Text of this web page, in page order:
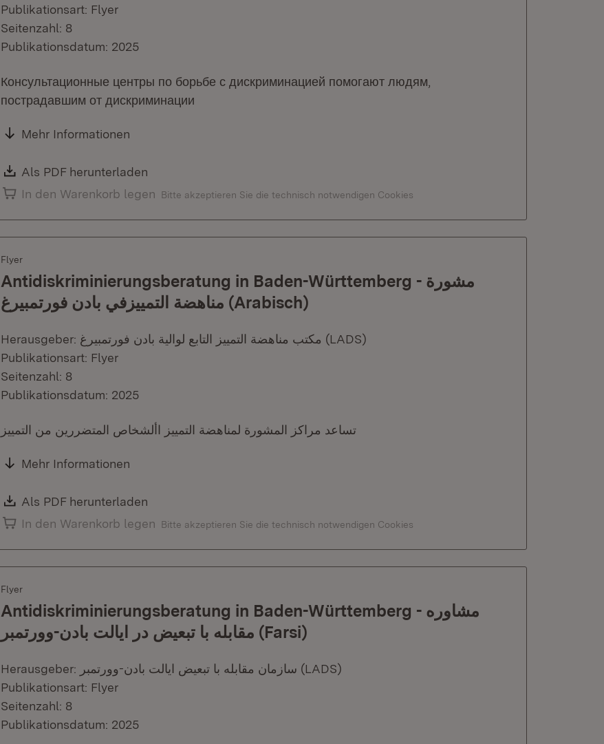
Publikationsart: Flyer
Seitenzahl: 8
Publikationsdatum: 2025
Консультационные центры по борьбе с дискриминацией помогают людям,
пострадавшим от дискриминации
Mehr Informationen
Download:
Als PDF herunterladen
In den Warenkorb legen
Bitte akzeptieren Sie die technisch notwendigen Cookies
Flyer
Antidiskriminierungsberatung in Baden-Württemberg - مشورة
مناهضة التمييزفي بادن فورتمبيرغ (Arabisch)
Herausgeber: مكتب مناهضة التمييز التابع لوالية بادن فورتمبيرغ (LADS)
Publikationsart: Flyer
Seitenzahl: 8
Publikationsdatum: 2025
تساعد مراكز المشورة لمناهضة التمييز األشخاص المتضررين من التمييز
Mehr Informationen
Download:
Als PDF herunterladen
In den Warenkorb legen
Bitte akzeptieren Sie die technisch notwendigen Cookies
Flyer
Antidiskriminierungsberatung in Baden-Württemberg - مشاوره
مقابله با تبعیض در ایالت بادن-وورتمبر (Farsi)
Herausgeber: سازمان مقابله با تبعیض ایالت بادن-وورتمبر (LADS)
Publikationsart: Flyer
Seitenzahl: 8
Publikationsdatum: 2025